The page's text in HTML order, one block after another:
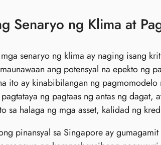
Senaryo ng Klima at
senaryo ng klima ay naging isang
ang potensyal na epekto ng
ito ay kinabibilangan ng
ng pagtaas ng antas ng
sa halaga ng mga asset, kalidad ng
pinansyal sa Singapore ay